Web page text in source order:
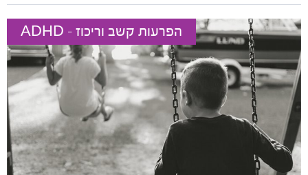
הפרעות קשב וריכוז - ADHD